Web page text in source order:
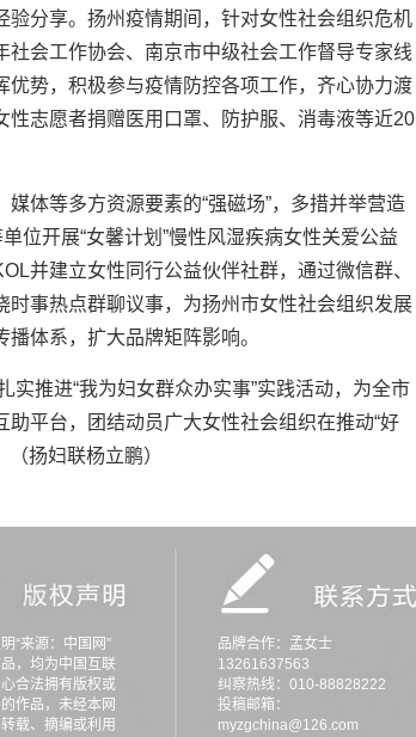
分享。扬州疫情期间，针对女性社会组织危机
会工作协会、南京市中级社会工作督导专家线
优势，积极参与疫情防控各项工作，齐心协力渡
志愿者捐赠医用口罩、防护服、消毒液等近20
体等多方资源要素的“强磁场”，多措并举营造
位开展“女馨计划”慢性风湿疾病女性关爱公益
并建立女性同行公益伙伴社群，通过微信群、
事热点群聊议事，为扬州市女性社会组织发展
体系，扩大品牌矩阵影响。
实推进“我为妇女群众办实事”实践活动，为全市
平台，团结动员广大女性社会组织在推动“好
扬妇联杨立鹏）
“来源：中国网”
，均为中国互联
合法拥有版权或
作品，未经本网
载、摘编或利用
品牌合作：孟女士
13261637563
纠察热线：010-88828222
投稿邮箱：
myzgchina@126.com